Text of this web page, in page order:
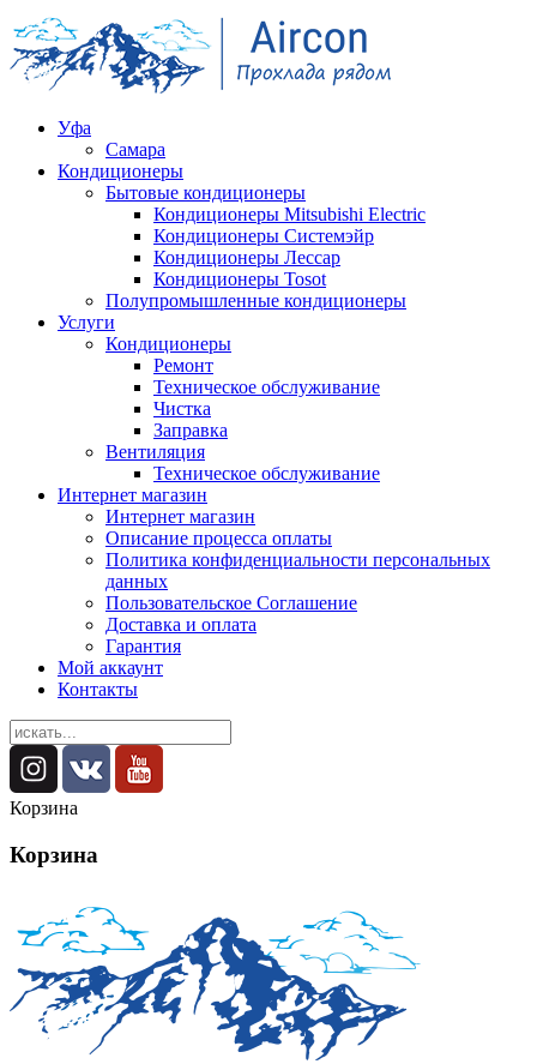
Уфа
Самара
Кондиционеры
Бытовые кондиционеры
Кондиционеры Mitsubishi Electric
Кондиционеры Системэйр
Кондиционеры Лессар
Кондиционеры Tosot
Полупромышленные кондиционеры
Услуги
Кондиционеры
Ремонт
Техническое обслуживание
Чистка
Заправка
Вентиляция
Техническое обслуживание
Интернет магазин
Интернет магазин
Описание процесса оплаты
Политика конфиденциальности персональных
данных
Пользовательское Соглашение
Доставка и оплата
Гарантия
Мой аккаунт
Контакты
Корзина
Корзина